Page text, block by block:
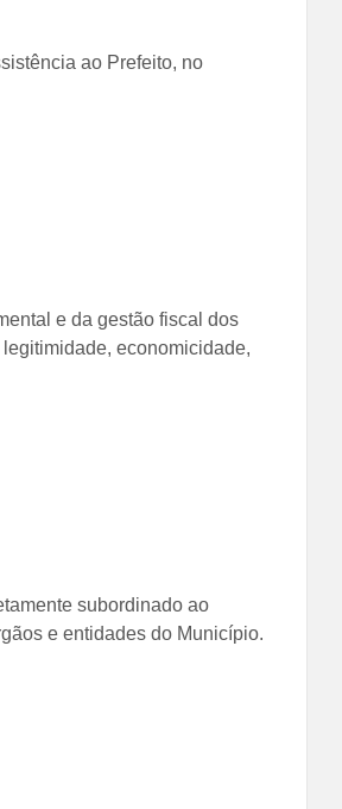
ao Prefeito, no
e da gestão fiscal dos
economicidade,
subordinado ao
e entidades do Município.